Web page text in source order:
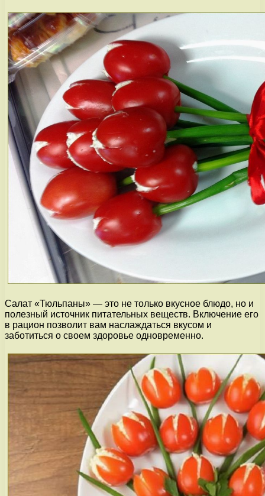
Салат «Тюльпаны» — это не только вкусное блюдо, но и
полезный источник питательных веществ. Включение его
в рацион позволит вам наслаждаться вкусом и
заботиться о своем здоровье одновременно.